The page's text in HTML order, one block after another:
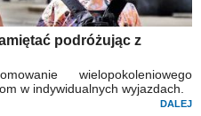
podróżując z
wielopokoleniowego
w indywidualnych wyjazdach.
DALEJ